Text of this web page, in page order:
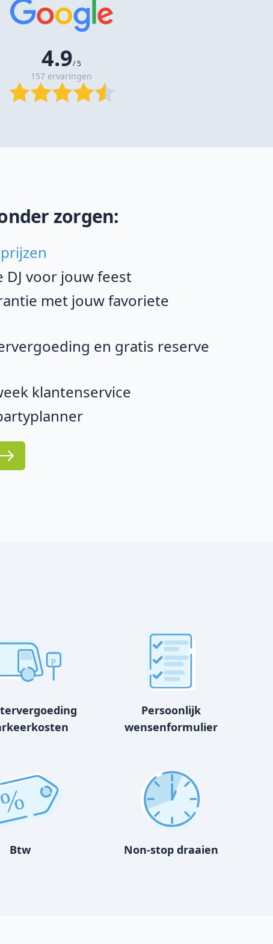
4.9/ 5
157 ervaringen
zorgen:
DJ voor jouw feest
met jouw favoriete
en gratis reserve
klantenservice
p
Persoonlijk
wensenformulier
%
Btw Non-stop draaien